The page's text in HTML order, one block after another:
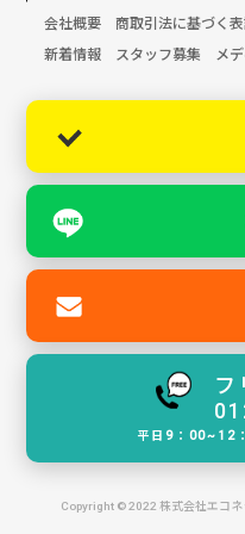
会社概要 商取引法に基づく
新着情報
スタッフ募集 メ
フ
平日9：
Copyright © 2022 株式会社エコ